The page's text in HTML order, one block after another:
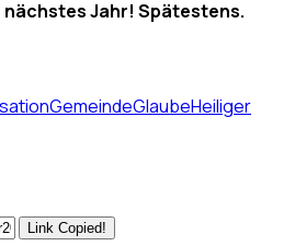
nächstes Jahr! Spätestens.
GemeindeGlaubeHeiliger
Link Copied!